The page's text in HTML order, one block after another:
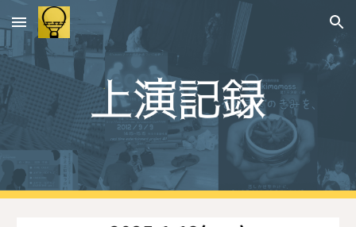
Skip to main content Skip to navigation